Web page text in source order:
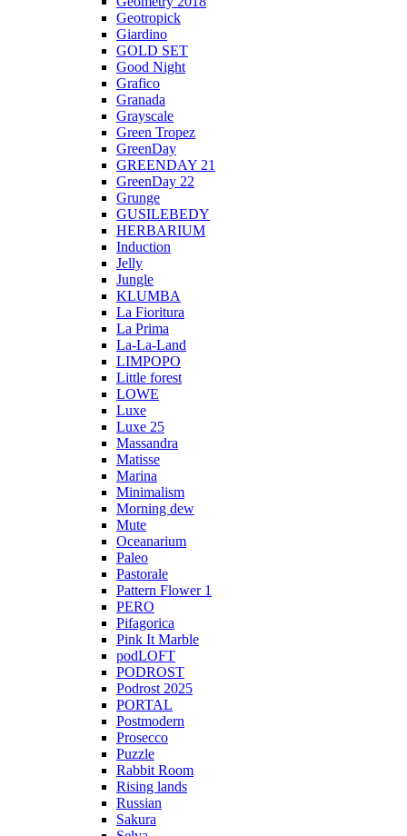
Geotropick
Giardino
GOLD SET
Good Night
Grafico
Granada
Grayscale
Green Tropez
GreenDay
GREENDAY 21
GreenDay 22
Grunge
GUSILEBEDY
HERBARIUM
Induction
Jelly
Jungle
KLUMBA
La Fioritura
La Prima
La-La-Land
LIMPOPO
Little forest
LOWE
Luxe
Luxe 25
Massandra
Matisse
Marina
Minimalism
Morning dew
Mute
Oceanarium
Paleo
Pastorale
Pattern Flower 1
PERO
Pifagorica
Pink It Marble
podLOFT
PODROST
Podrost 2025
PORTAL
Postmodern
Prosecco
Puzzle
Rabbit Room
Rising lands
Russian
Sakura